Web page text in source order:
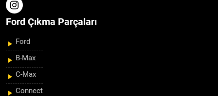
Ford Çıkma Parçaları
Ford
B-Max
C-Max
Connect